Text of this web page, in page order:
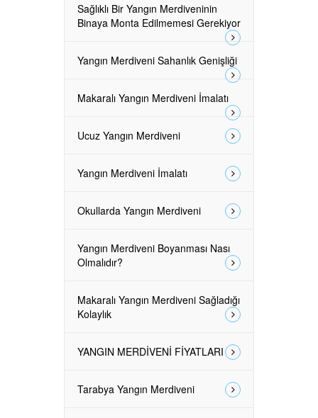
Sağlıklı Bir Yangın Merdiveninin
Binaya Monta Edilmemesi Gerekiyor
Yangın Merdiveni Sahanlık Genişliği
Makaralı Yangın Merdiveni İmalatı
Ucuz Yangın Merdiveni
Yangın Merdiveni İmalatı
Okullarda Yangın Merdiveni
Yangın Merdiveni Boyanması Nası
Olmalıdır?
Makaralı Yangın Merdiveni Sağladığı
Kolaylık
YANGIN MERDİVENİ FİYATLARI
Tarabya Yangın Merdiveni